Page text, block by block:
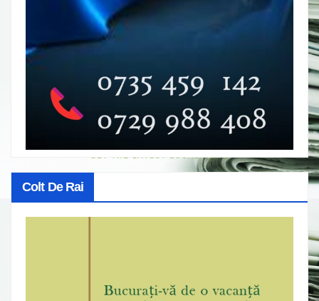
Colt De Rai